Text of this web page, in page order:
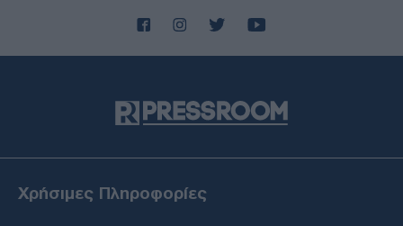
Χρήσιμες Πληροφορίες